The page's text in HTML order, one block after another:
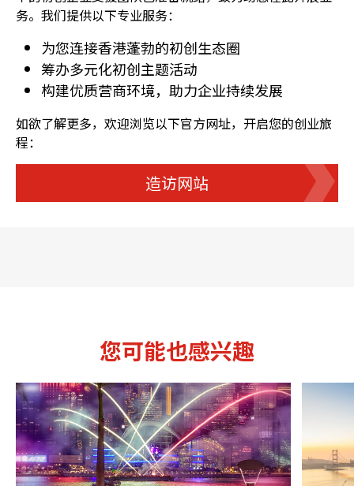
务。我们提供以下专业服务：
为您连接香港蓬勃的初创生态圈
筹办多元化初创主题活动
构建优质营商环境，助力企业持续发展
如欲了解更多，欢迎浏览以下官方网址，开启您的创业旅
程：
造访网站
您可能也感兴趣